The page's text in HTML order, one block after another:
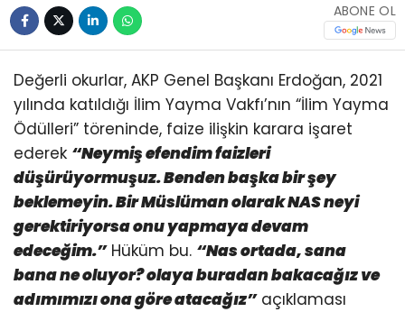
ABONE OL
Değerli okurlar, AKP Genel Başkanı Erdoğan, 2021
yılında katıldığı İlim Yayma Vakfı’nın “İlim Yayma
Ödülleri” töreninde, faize ilişkin karara işaret
ederek “Neymiş efendim faizleri
düşürüyormuşuz. Benden başka bir şey
beklemeyin. Bir Müslüman olarak NAS neyi
gerektiriyorsa onu yapmaya devam
edeceğim.”Hüküm bu. “Nas ortada, sana
bana ne oluyor? olaya buradan bakacağız ve
adımımızı ona göre atacağız”açıklaması